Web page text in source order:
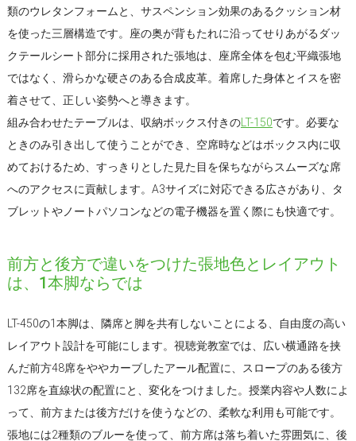
類のウレタンフォームと、サスペンション効果のあるクッション材
を使った三層構造です。座の奥が背もたれに沿ってせりあがるダッ
クテールシート部分に採用された張地は、座席全体を包む平織張地
ではなく、滑らかな硬さのある合成皮革。着席した身体とイスを密
着させて、正しい姿勢へと導きます。
組み合わせたテーブルは、収納ボックス付きのLT-150です。必要な
ときのみ引き出して使うことができ、空席時などはボックス内に収
めておけるため、すっきりとした見た目を保ちながらスムーズな席
へのアクセスに貢献します。A3サイズに対応できる広さがあり、タ
ブレットやノートパソコンなどの電子機器を置く際にも快適です。
前方と後方で違いをつけた張地色とレイアウト
は、1本脚ならでは
LT-450の1本脚は、隣席と脚を共有しないことによる、自由度の高い
レイアウト設計を可能にします。視聴覚教室では、広い横通路を挟
んだ前方48席をややカーブしたアール配置に、スロープのある後方
132席を直線状の配置にと、変化をつけました。授業内容や人数によ
って、前方または後方だけを使うなどの、柔軟な利用も可能です。
張地には2種類のブルーを使って、前方席は落ち着いた雰囲気に、後